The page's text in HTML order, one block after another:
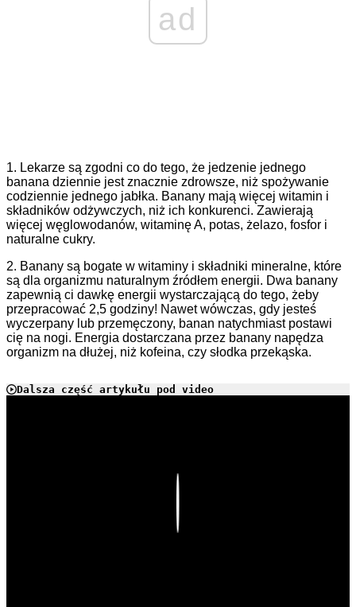
ad
1. Lekarze są zgodni co do tego, że jedzenie jednego
banana dziennie jest znacznie zdrowsze, niż spożywanie
codziennie jednego jabłka. Banany mają więcej witamin i
składników odżywczych, niż ich konkurenci. Zawierają
więcej węglowodanów, witaminę A, potas, żelazo, fosfor i
naturalne cukry.
2. Banany są bogate w witaminy i składniki mineralne, które
są dla organizmu naturalnym źródłem energii. Dwa banany
zapewnią ci dawkę energii wystarczającą do tego, żeby
przepracować 2,5 godziny! Nawet wówczas, gdy jesteś
wyczerpany lub przemęczony, banan natychmiast postawi
cię na nogi. Energia dostarczana przez banany napędza
organizm na dłużej, niż kofeina, czy słodka przekąska.
Dalsza część artykułu pod video